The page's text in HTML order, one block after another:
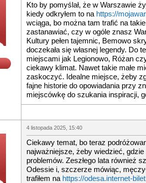
Kto by pomyślał, że w Warszawie
kiedy odkryłem to na https://
wciąga, bo można tam trafić na
zastanawiać, czy w ogóle znasz
Kultury pełen tajemnic, Bemowo
doczekała się własnej legendy. Do
miejscami jak Legionowo, Różan
ciekawy klimat. Nawet takie małe
zaskoczyć. Idealne miejsce, żeby
fajne historie do opowiadania przy
miejscówkę do szukania inspiracji,
4 listopada 2025, 15:40
Ciekawy temat, bo teraz
najważniejsze, żeby wiedzieć,
problemów. Zeszłego lata również
Odessie i, szczerze mówiąc,
trafiłem na https://odesa.internet-